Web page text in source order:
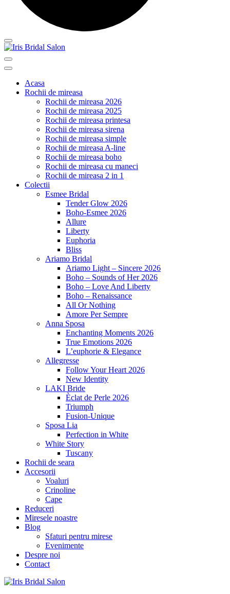
Acasa
Rochii de mireasa
Rochii de mireasa 2026
Rochii de mireasa 2025
Rochii de mireasa printesa
Rochii de mireasa sirena
Rochii de mireasa simple
Rochii de mireasa A-line
Rochii de mireasa boho
Rochii de mireasa cu maneci
Rochii de mireasa 2 in 1
Colectii
Esmee Bridal
Tender Glow 2026
Boho-Esmee 2026
Allure
Liberty
Euphoria
Bliss
Ariamo Bridal
Ariamo Light – Sincere 2026
Boho – Sounds of Her 2026
Boho – Love And Liberty
Boho – Renaissance
All Or Nothing
Amore Per Sempre
Anna Sposa
Enchanting Moments 2026
True Emotions 2026
L’euphorie & Elegance
Allegresse
Follow Your Heart 2026
New Identity
LAKI Bride
Èclat de Perle 2026
Triumph
Fusion-Unique
Sposa Lia
Perfection in White
White Story
Tuscany
Rochii de seara
Accesorii
Voaluri
Crinoline
Cape
Reduceri
Miresele noastre
Blog
Sfaturi pentru mirese
Evenimente
Despre noi
Contact